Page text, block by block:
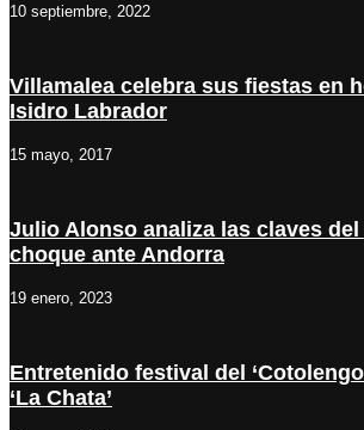
10 septiembre, 2022
Villamalea celebra sus fiestas en
Isidro Labrador
15 mayo, 2017
Julio Alonso analiza las claves
choque ante Andorra
19 enero, 2023
Entretenido festival del
‘La Chata’